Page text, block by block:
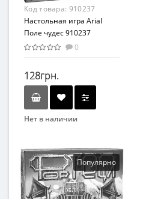
Код товара: 910237
Настольная игра Arial
Поле чудес 910237
0
128грн.
Нет в наличии
Вид
Развивающие
Возраст
Популярно